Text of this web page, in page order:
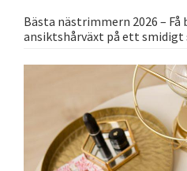
Bästa nästrimmern 2026 – Få
ansiktshårväxt på ett smidigt